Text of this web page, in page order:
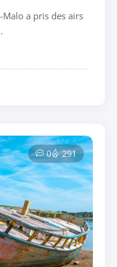
Malo a pris des airs
0 291